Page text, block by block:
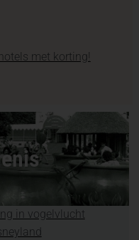
met korting!
in vogelvlucht